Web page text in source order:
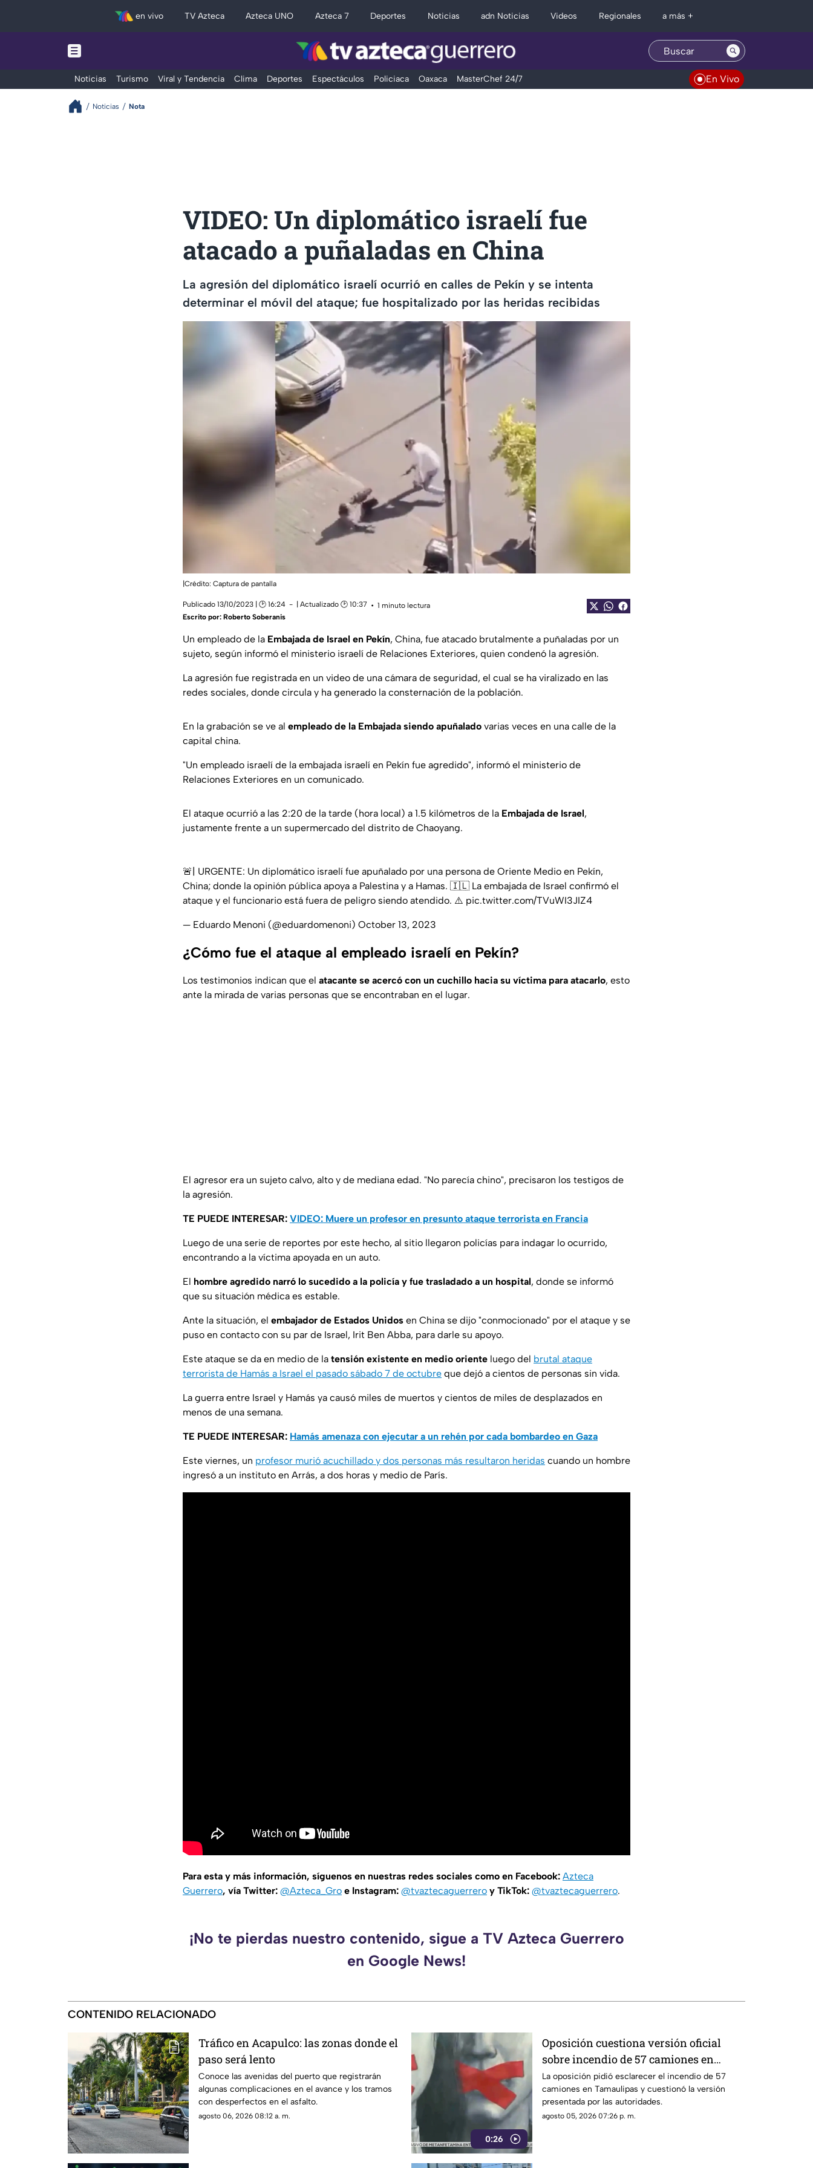
en vivo TV Azteca Azteca UNO Azteca 7 Deportes Noticias adn Noticias Videos Regionales a más +
Noticias Turismo Viral y Tendencia Clima Deportes Espectáculos Policiaca Oaxaca MasterChef 24/7 En Vivo
Noticias Nota
VIDEO: Un diplomático israelí fue
atacado a puñaladas en China
La agresión del diplomático israelí ocurrió en calles de Pekín y se intenta
determinar el móvil del ataque; fue hospitalizado por las heridas recibidas
|Crédito: Captura de pantalla
Publicado 13/10/2023 | 🕑 16:24 | Actualizado 🕑 10:37
1 minuto lectura
Escrito por: Roberto Soberanis
Un empleado de la Embajada de Israel en Pekín, China, fue atacado brutalmente a puñaladas por un
sujeto, según informó el ministerio israelí de Relaciones Exteriores, quien condenó la agresión.
La agresión fue registrada en un video de una cámara de seguridad, el cual se ha viralizado en las
redes sociales, donde circula y ha generado la consternación de la población.
En la grabación se ve al empleado de la Embajada siendo apuñalado varias veces en una calle de la
capital china.
"Un empleado israelí de la embajada israelí en Pekín fue agredido", informó el ministerio de
Relaciones Exteriores en un comunicado.
El ataque ocurrió a las 2:20 de la tarde (hora local) a 1.5 kilómetros de la Embajada de Israel,
justamente frente a un supermercado del distrito de Chaoyang.
🚨| URGENTE: Un diplomático israelí fue apuñalado por una persona de Oriente Medio en Pekín,
China; donde la opinión pública apoya a Palestina y a Hamas. 🇮🇱 La embajada de Israel confirmó el
ataque y el funcionario está fuera de peligro siendo atendido. ⚠️ pic.twitter.com/TVuWI3JIZ4
— Eduardo Menoni (@eduardomenoni) October 13, 2023
¿Cómo fue el ataque al empleado israelí en Pekín?
Los testimonios indican que el atacante se acercó con un cuchillo hacia su víctima para atacarlo, esto
ante la mirada de varias personas que se encontraban en el lugar.
El agresor era un sujeto calvo, alto y de mediana edad. "No parecía chino", precisaron los testigos de
la agresión.
TE PUEDE INTERESAR: VIDEO: Muere un profesor en presunto ataque terrorista en Francia
Luego de una serie de reportes por este hecho, al sitio llegaron policías para indagar lo ocurrido,
encontrando a la víctima apoyada en un auto.
El hombre agredido narró lo sucedido a la policía y fue trasladado a un hospital, donde se informó
que su situación médica es estable.
Ante la situación, el embajador de Estados Unidos en China se dijo "conmocionado" por el ataque y se
puso en contacto con su par de Israel, Irit Ben Abba, para darle su apoyo.
Este ataque se da en medio de la tensión existente en medio oriente luego del brutal ataque
terrorista de Hamás a Israel el pasado sábado 7 de octubre que dejó a cientos de personas sin vida.
La guerra entre Israel y Hamás ya causó miles de muertos y cientos de miles de desplazados en
menos de una semana.
TE PUEDE INTERESAR: Hamás amenaza con ejecutar a un rehén por cada bombardeo en Gaza
Este viernes, un profesor murió acuchillado y dos personas más resultaron heridas cuando un hombre
ingresó a un instituto en Arrás, a dos horas y medio de París.
Para esta y más información, síguenos en nuestras redes sociales como en Facebook: Azteca
Guerrero, vía Twitter: @Azteca_Gro e Instagram: @tvaztecaguerrero y TikTok: @tvaztecaguerrero.
¡No te pierdas nuestro contenido, sigue a TV Azteca Guerrero
en Google News!
CONTENIDO RELACIONADO
Tráfico en Acapulco: las zonas donde el
paso será lento
Conoce las avenidas del puerto que registrarán
algunas complicaciones en el avance y los tramos
con desperfectos en el asfalto.
agosto 06, 2026 08:12 a. m.
0:26
Oposición cuestiona versión oficial
sobre incendio de 57 camiones en
Tamaulipas
La oposición pidió esclarecer el incendio de 57
camiones en Tamaulipas y cuestionó la versión
presentada por las autoridades.
agosto 05, 2026 07:26 p. m.